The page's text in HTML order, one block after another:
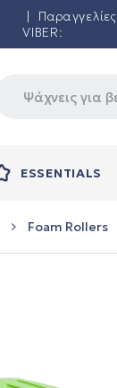
| Παραγγελίες
VIBER:
ESSENTIALS
Foam Rollers